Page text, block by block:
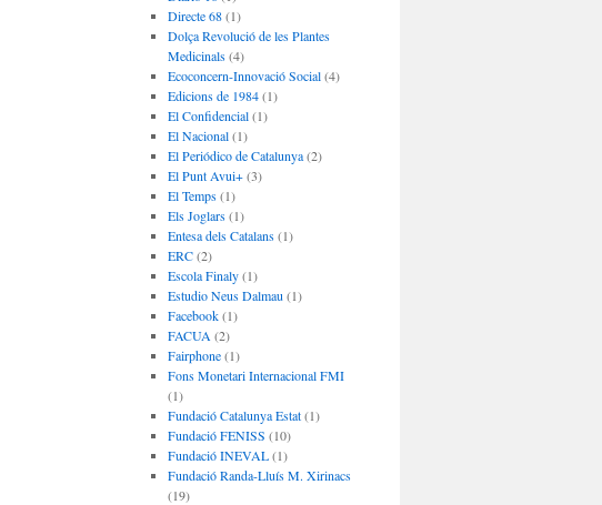
Directe 68(1)
Dolça Revolució de les Plantes
Medicinals(4)
Ecoconcern-Innovació Social(4)
Edicions de 1984(1)
El Confidencial(1)
El Nacional(1)
El Periódico de Catalunya(2)
El Punt Avui+(3)
El Temps(1)
Els Joglars(1)
Entesa dels Catalans(1)
ERC(2)
Escola Finaly(1)
Estudio Neus Dalmau (1)
Facebook(1)
FACUA (2)
Fairphone(1)
Fons Monetari Internacional FMI
(1)
Fundació Catalunya Estat(1)
Fundació FENISS (10)
Fundació INEVAL(1)
Fundació Randa-Lluís M. Xirinacs
(19)